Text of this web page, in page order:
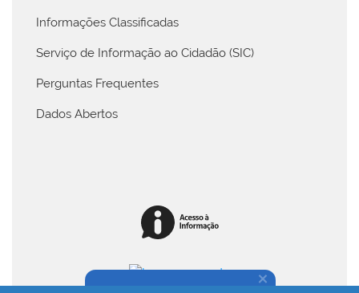
Informações Classificadas
Serviço de Informação ao Cidadão (SIC)
Perguntas Frequentes
Dados Abertos